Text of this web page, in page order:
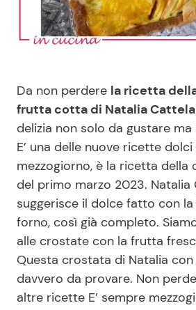
Benessere
Moda e Style
Mondo Mamma
News benessere
Salute
Viaggi e Turismo
Festività
Dolci
Le
Da non perdere la ricetta
frutta cotta di Natalia
delizia non solo da gustare
E’ una delle nuove ricette dolci
mezzogiorno, è la ricetta
del primo marzo 2023. Natalia
suggerisce il dolce fatto con
forno, così già completo.
alle crostate con la frutta
Questa crostata di Natalia
davvero da provare. Non
altre ricette E’ sempre